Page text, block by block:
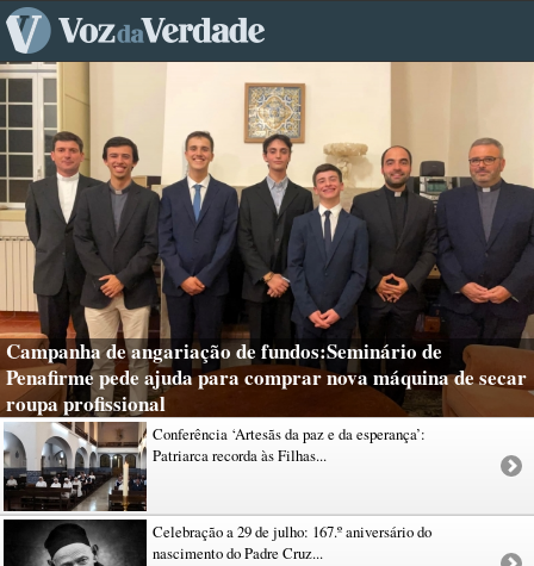
Campanha de angariação de fundos:Seminário de
Penafirme pede ajuda para comprar nova máquina de secar
roupa profissional
Conferência ‘Artesãs da paz e da esperança’:
Patriarca recorda às Filhas...
Celebração a 29 de julho: 167.º aniversário do
nascimento do Padre Cruz...